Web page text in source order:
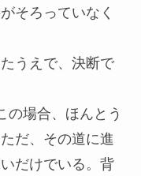
そろっていなく
うえで、決断で
の場合、ほんとう
だ、その道に進
だけでいる。背